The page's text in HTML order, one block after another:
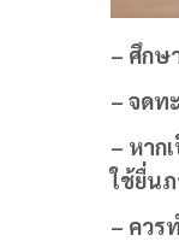
– ศึกษ
– จดท
– หาก
ใช้ยื่น
– ควร